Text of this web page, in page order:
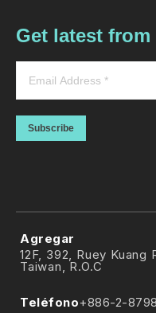
Get latest from
Subscribe
Agregar
12F, 392, Ruey Kuang
Taiwan, R.O.C
Teléfono+886-2-